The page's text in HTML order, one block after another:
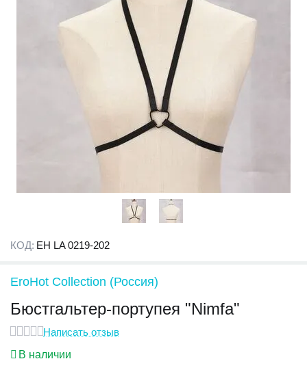
КОД: EH LA 0219-202
EroHot Collection (Россия)
Бюстгальтер-портупея "Nimfa"
Написать отзыв
В наличии